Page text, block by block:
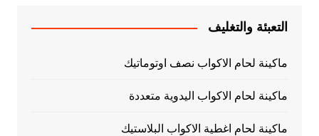
التعبئة والتغليف
ماكينة لحام الاكواب نصف اوتوماتيك
ماكينة لحام الاكواب اليدوية متعددة
ماكينة لحام اغطية الاكواب البلاستيك